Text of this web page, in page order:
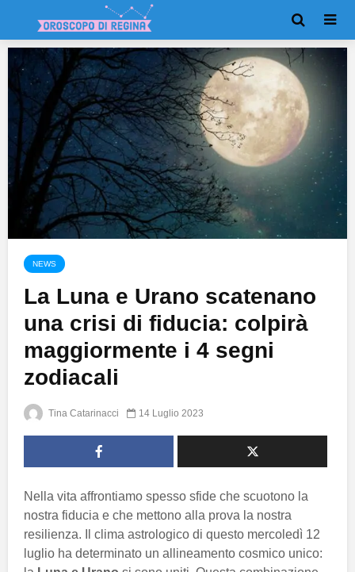
NEWS
La Luna e Urano scatenano
una crisi di fiducia: colpirà
maggiormente i 4 segni
zodiacali
Tina Catarinacci 14 Luglio 2023
Nella vita affrontiamo spesso sfide che scuotono la
nostra fiducia e che mettono alla prova la nostra
resilienza. Il clima astrologico di questo mercoledì 12
luglio ha determinato un allineamento cosmico unico: